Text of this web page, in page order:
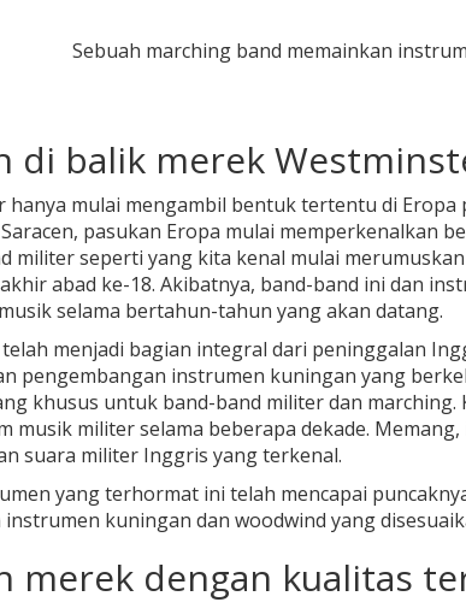
Sebuah marching band memainkan
di balik merek
hanya mulai mengambil bentuk tertentu di Eropa
pasukan Eropa mulai memperkenalkan
militer seperti yang kita kenal mulai
abad ke-18. Akibatnya, band-band ini dan
selama bertahun-tahun yang akan datang.
menjadi bagian integral dari peninggalan
pengembangan instrumen kuningan yang
khusus untuk band-band militer dan
musik militer selama beberapa dekade.
suara militer Inggris yang terkenal.
yang terhormat ini telah mencapai
kuningan dan woodwind yang
merek dengan kualitas